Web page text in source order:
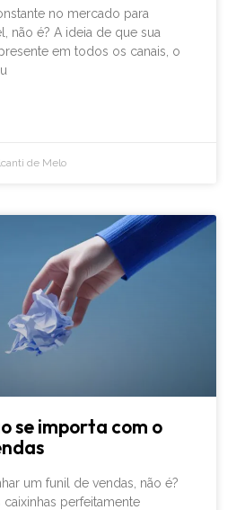
no mercado para
não é? A ideia de que sua
em todos os canais, o
de Melo
se importa com o
um funil de vendas, não é?
caixinhas perfeitamente